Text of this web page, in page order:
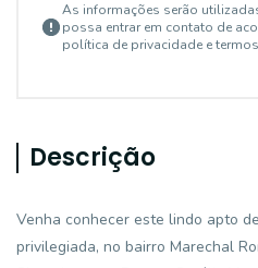
As informações serão
possa entrar em contato de
política de privacidade e
Descrição
Venha conhecer este lindo apto
privilegiada, no bairro Marechal